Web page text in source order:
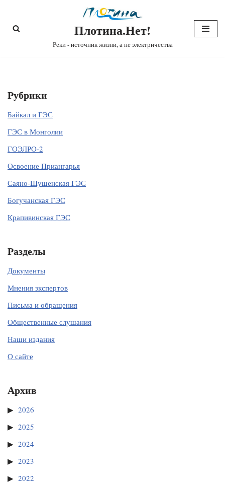
Перейти
Плотина.Нет!
Реки - источник жизни, а не электричества
Рубрики
Байкал и ГЭС
ГЭС в Монголии
ГОЭЛРО-2
Освоение Приангарья
Саяно-Шушенская ГЭС
Богучанская ГЭС
Крапивинская ГЭС
Разделы
Документы
Мнения экспертов
Письма и обращения
Общественные слушания
Наши издания
О сайте
Архив
2026
2025
2024
2023
2022